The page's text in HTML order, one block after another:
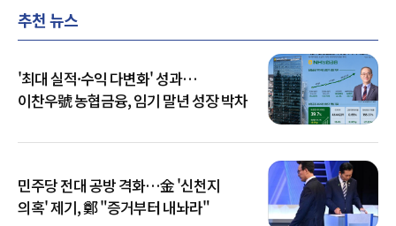
추천 뉴스
'최대 실적·수익 다변화' 성과…
이찬우號 농협금융, 임기 말년 성장 박차
민주당 전대 공방 격화…金 '신천지
의혹' 제기, 鄭 "증거부터 내놔라"